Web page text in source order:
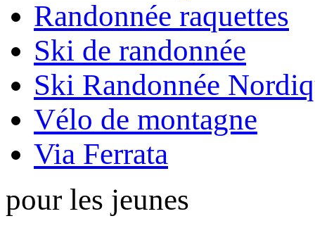
Randonnée raquettes
Ski de randonnée
Ski Randonnée
Vélo de montagne
Via Ferrata
pour les jeunes